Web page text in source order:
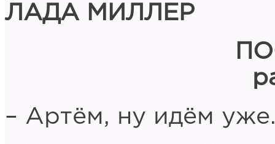
ЛАДА МИЛЛЕР
– Артём, ну идём